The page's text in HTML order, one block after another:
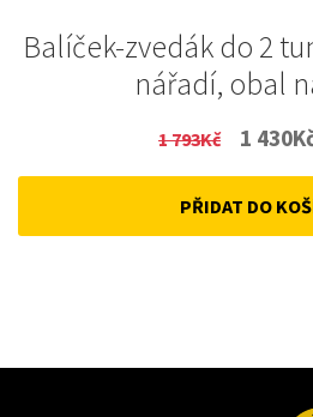
Balíček-zvedák do 2
nářadí, obal
1 793Kč
Original
price
was:
1 430
PŘIDAT DO